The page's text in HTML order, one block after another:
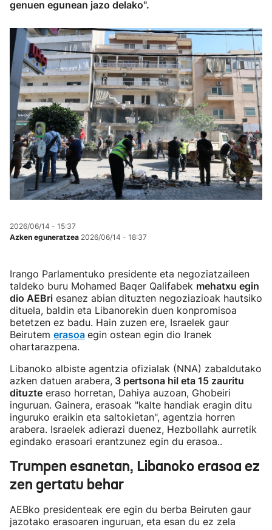
genuen egunean jazo delako".
2026/06/14 - 15:37
Azken eguneratzea 2026/06/14 - 18:37
Irango Parlamentuko presidente eta negoziatzaileen
taldeko buru Mohamed Baqer Qalifabek mehatxu egin
dio AEBri esanez abian dituzten negoziazioak hautsiko
dituela, baldin eta Libanorekin duen konpromisoa
betetzen ez badu. Hain zuzen ere, Israelek gaur
Beirutem erasoa egin ostean egin dio Iranek
ohartarazpena.
Libanoko albiste agentzia ofizialak (NNA) zabaldutako
azken datuen arabera, 3 pertsona hil eta 15 zauritu
dituzte eraso horretan, Dahiya auzoan, Ghobeiri
inguruan. Gainera, erasoak "kalte handiak eragin ditu
inguruko eraikin eta saltokietan", agentzia horren
arabera. Israelek adierazi duenez, Hezbollahk aurretik
egindako erasoari erantzunez egin du erasoa..
Trumpen esanetan, Libanoko erasoa ez
zen gertatu behar
AEBko presidenteak ere egin du berba Beiruten gaur
jazotako erasoaren inguruan, eta esan du ez zela